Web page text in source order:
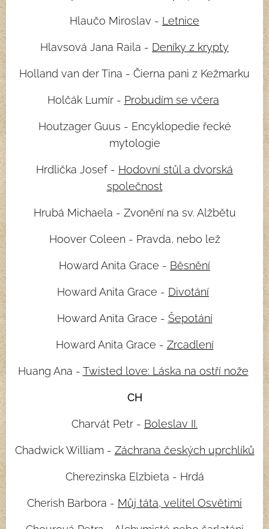
Hlaučo Miroslav - Letnice
Hlavsová Jana Raila - Deníky z krypty
Holland van der Tina - Čierna pani z Kežmarku
Holčák Lumír - Probudím se včera
Houtzager Guus - Encyklopedie řecké
mytologie
Hrdlička Josef - Hodovní stůl a dvorská
společnost
Hrubá Michaela - Zvonění na sv. Alžbětu
Hoover Coleen - Pravda, nebo lež
Howard Anita Grace - Běsnění
Howard Anita Grace - Divotání
Howard Anita Grace - Šepotání
Howard Anita Grace - Zrcadlení
Huang Ana - Twisted love: Láska na ostří nože
CH
Charvát Petr - Boleslav II.
Chadwick William - Záchrana českých uprchlíků
Cherezinska Elzbieta - Hrdá
Cherish Barbora - Můj táta, velitel Osvětimi